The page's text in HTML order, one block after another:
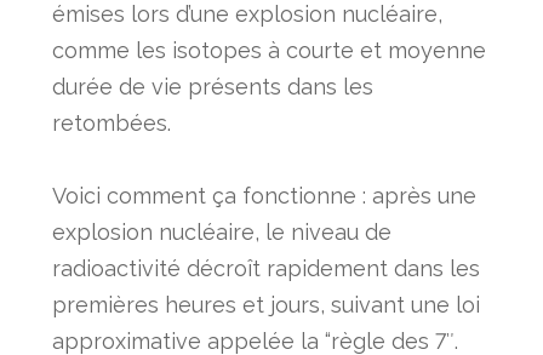
émises lors d’une explosion nucléaire,
comme les isotopes à courte et moyenne
durée de vie présents dans les
retombées.
Voici comment ça fonctionne : après une
explosion nucléaire, le niveau de
radioactivité décroît rapidement dans les
premières heures et jours, suivant une loi
approximative appelée la “règle des 7″.